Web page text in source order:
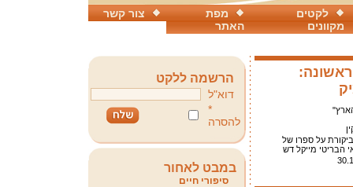
צור קשר
מפת
האתר
לקטים
מקוונים
על ספרו של
הבריטי מייקל דש
הרשמה ללקט
דוא"ל
*
להסרה
במבט לאחור
סיפורי חיים